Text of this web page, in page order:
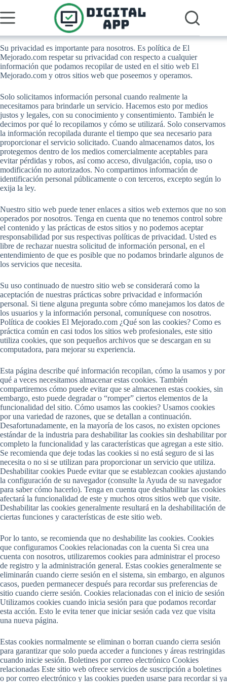
para
o
Su privacidad es importante para nosotros. Es política de El
Mejorado.com respetar su privacidad con respecto a cualquier
información que podamos recopilar de usted en el sitio web El
Mejorado.com y otros sitios web que poseemos y operamos.
Solo solicitamos información personal cuando realmente la
necesitamos para brindarle un servicio. Hacemos esto por medios
justos y legales, con su conocimiento y consentimiento. También le
decimos por qué lo recopilamos y cómo se utilizará. Solo conservamos
la información recopilada durante el tiempo que sea necesario para
proporcionar el servicio solicitado. Cuando almacenamos datos, los
protegemos dentro de los medios comercialmente aceptables para
evitar pérdidas y robos, así como acceso, divulgación, copia, uso o
modificación no autorizados. No compartimos información de
identificación personal públicamente o con terceros, excepto según lo
exija la ley.
Nuestro sitio web puede tener enlaces a sitios web externos que no son
operados por nosotros. Tenga en cuenta que no tenemos control sobre
el contenido y las prácticas de estos sitios y no podemos aceptar
responsabilidad por sus respectivas políticas de privacidad. Usted es
libre de rechazar nuestra solicitud de información personal, en el
entendimiento de que es posible que no podamos brindarle algunos de
los servicios que necesita.
Su uso continuado de nuestro sitio web se considerará como la
aceptación de nuestras prácticas sobre privacidad e información
personal. Si tiene alguna pregunta sobre cómo manejamos los datos de
los usuarios y la información personal, comuníquese con nosotros.
Política de cookies El Mejorado.com ¿Qué son las cookies? Como es
práctica común en casi todos los sitios web profesionales, este sitio
utiliza cookies, que son pequeños archivos que se descargan en su
computadora, para mejorar su experiencia.
Esta página describe qué información recopilan, cómo la usamos y por
qué a veces necesitamos almacenar estas cookies. También
compartiremos cómo puede evitar que se almacenen estas cookies, sin
embargo, esto puede degradar o “romper” ciertos elementos de la
funcionalidad del sitio. Cómo usamos las cookies? Usamos cookies
por una variedad de razones, que se detallan a continuación.
Desafortunadamente, en la mayoría de los casos, no existen opciones
estándar de la industria para deshabilitar las cookies sin deshabilitar por
completo la funcionalidad y las características que agregan a este sitio.
Se recomienda que deje todas las cookies si no está seguro de si las
necesita o no si se utilizan para proporcionar un servicio que utiliza.
Deshabilitar cookies Puede evitar que se establezcan cookies ajustando
la configuración de su navegador (consulte la Ayuda de su navegador
para saber cómo hacerlo). Tenga en cuenta que deshabilitar las cookies
afectará la funcionalidad de este y muchos otros sitios web que visite.
Deshabilitar las cookies generalmente resultará en la deshabilitación de
ciertas funciones y características de este sitio web.
Por lo tanto, se recomienda que no deshabilite las cookies. Cookies
que configuramos Cookies relacionadas con la cuenta Si crea una
cuenta con nosotros, utilizaremos cookies para administrar el proceso
de registro y la administración general. Estas cookies generalmente se
eliminarán cuando cierre sesión en el sistema, sin embargo, en algunos
casos, pueden permanecer después para recordar sus preferencias de
sitio cuando cierre sesión. Cookies relacionadas con el inicio de sesión
Utilizamos cookies cuando inicia sesión para que podamos recordar
esta acción. Esto le evita tener que iniciar sesión cada vez que visita
una nueva página.
Estas cookies normalmente se eliminan o borran cuando cierra sesión
para garantizar que solo pueda acceder a funciones y áreas restringidas
cuando inicie sesión. Boletines por correo electrónico Cookies
relacionadas Este sitio web ofrece servicios de suscripción a boletines
o por correo electrónico y las cookies pueden usarse para recordar si ya